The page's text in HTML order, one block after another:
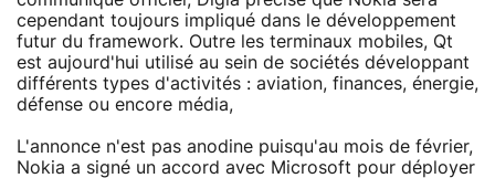
cependant toujours impliqué dans le développement
futur du framework. Outre les terminaux mobiles, Qt
est aujourd'hui utilisé au sein de sociétés développant
différents types d'activités : aviation, finances, énergie,
défense ou encore média,
L'annonce n'est pas anodine puisqu'au mois de février,
Nokia a signé un accord avec Microsoft pour déployer